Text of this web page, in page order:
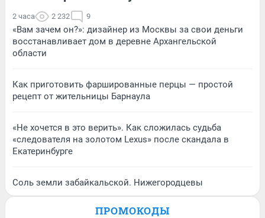
2 часа 2 232 9
«Вам зачем он?»: дизайнер из Москвы за свои деньги
восстанавливает дом в деревне Архангельской
области
Как приготовить фаршированные перцы — простой
рецепт от жительницы Барнаула
«Не хочется в это верить». Как сложилась судьба
«следователя на золотом Lexus» после скандала в
Екатеринбурге
Соль земли забайкальской. Нижегородцевы
ПРОМОКОДЫ